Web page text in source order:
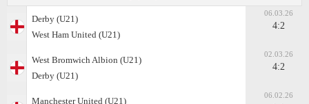
Derby (U21)
West Ham United (U21)
06.03.26
4:2
West Bromwich Albion (U21)
Derby (U21)
02.03.26
4:2
Manchester United (U21)
06.02.26